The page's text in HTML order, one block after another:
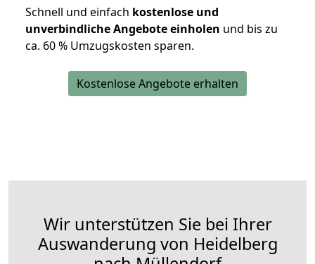
Schnell und einfach kostenlose und
unverbindliche Angebote einholen und bis zu
ca. 60 % Umzugskosten sparen.
Kostenlose Angebote erhalten
Wir unterstützen Sie bei Ihrer
Auswanderung von Heidelberg